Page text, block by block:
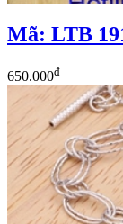
Mã: LTB
650.000đ